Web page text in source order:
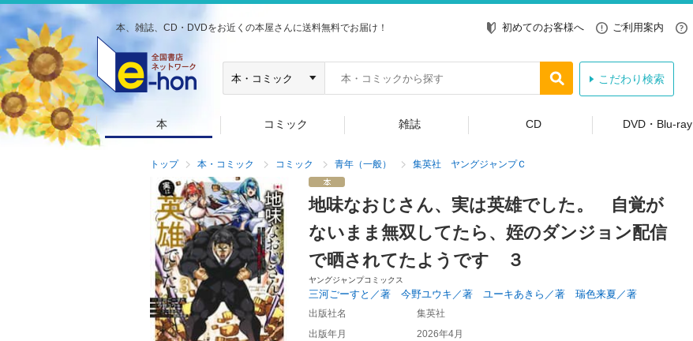
本、雑誌、CD・DVDをお近くの本屋さんに送料無料でお届け！ 初めてのお客様へ ご利用案内
こだわり検索
本 コミック 雑誌 CD DVD・Blu-ray
トップ 本・コミック コミック 青年（一般） 集英社 ヤングジャンプＣ
地味なおじさん、実は英雄でした。 自覚が
ないまま無双してたら、姪のダンジョン配信
で晒されてたようです ３
ヤングジャンプコミックス
三河ごーすと／著 今野ユウキ／著 ユーキあきら／著 瑞色来夏／著
出版社名
集英社
出版年月
2026年4月